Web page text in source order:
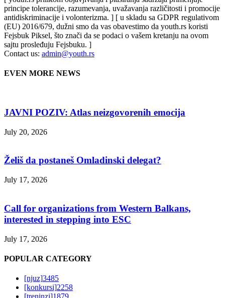
principe tolerancije, razumevanja, uvažavanja različitosti i promocije
antidiskriminacije i volonterizma. ] [ u skladu sa GDPR regulativom
(EU) 2016/679, dužni smo da vas obavestimo da youth.rs koristi
Fejsbuk Piksel, što znači da se podaci o vašem kretanju na ovom
sajtu prosleđuju Fejsbuku. ]
Contact us: admin@youth.rs
EVEN MORE NEWS
JAVNI POZIV: Atlas neizgovorenih emocija
July 20, 2026
Želiš da postaneš Omladinski delegat?
July 17, 2026
Call for organizations from Western Balkans,
interested in stepping into ESC
July 17, 2026
POPULAR CATEGORY
[njuz]3485
[konkursi]2258
[treninzi]1879